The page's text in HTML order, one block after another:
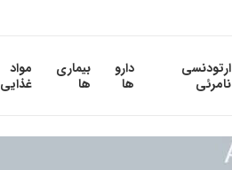
ارتودنسی
نامرئی
دارو
ها
بیماری
ها
مواد
غذایی